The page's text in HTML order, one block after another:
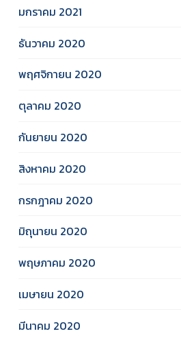
มกราคม 2021
ธันวาคม 2020
พฤศจิกายน 2020
ตุลาคม 2020
กันยายน 2020
สิงหาคม 2020
กรกฎาคม 2020
มิถุนายน 2020
พฤษภาคม 2020
เมษายน 2020
มีนาคม 2020